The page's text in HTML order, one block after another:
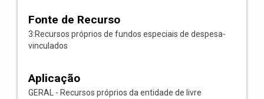
Fonte de Recurso
3:Recursos próprios de fundos especiais de despesa-
vinculados
Aplicação
GERAL - Recursos próprios da entidade de livre